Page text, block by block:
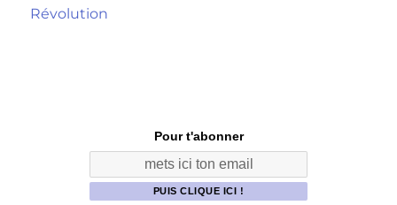
Publication
Révolution
Pour t'abonner